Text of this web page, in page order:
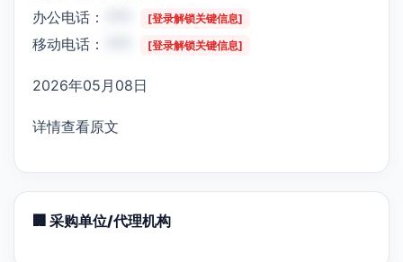
办公电话：
[登录解锁关键信息]
移动电话： [登录解锁关键信息]
2026年05月08日
详情查看原文
🏢 采购单位/代理机构